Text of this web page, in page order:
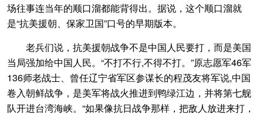
场往事连当年的顺口溜都能背得出。据说，这个顺口溜就
是“抗美援朝、保家卫国”口号的早期版本。
老兵们说，抗美援朝战争不是中国人民要打，而是美国
当局强加给中国人民。“不打不行,不得不打。”原志愿军46军
136师老战士、曾任辽宁省军区参谋长的程茂友将军说,中国
卷入朝鲜战争，是美军将战火推进到鸭绿江边，并将第七舰
队开进台湾海峡。“如果像抗日战争那样，把敌人放进来打，